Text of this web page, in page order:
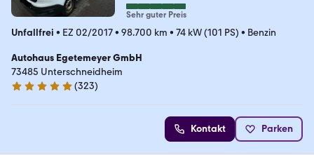
Sehr guter Preis
Unfallfrei • EZ 02/2017• 98.700 km • 74 kW (101 PS) • Benzin
Autohaus Egetemeyer GmbH
73485 Unterschneidheim
5 Sterne
(323)
Kontakt Parken